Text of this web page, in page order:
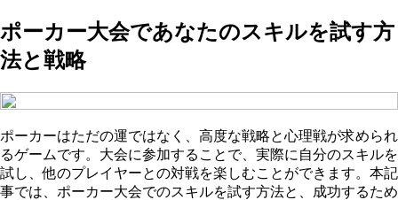
ポーカー大会であなたのスキルを試す方
法と戦略
ポーカーはただの運ではなく、高度な戦略と心理戦が求められ
るゲームです。大会に参加することで、実際に自分のスキルを
試し、他のプレイヤーとの対戦を楽しむことができます。本記
事では、ポーカー大会でのスキルを試す方法と、成功するため